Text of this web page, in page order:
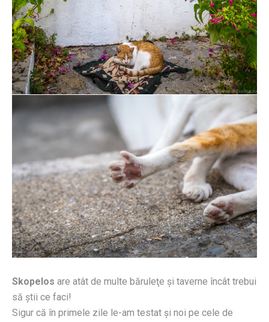
Skopelos are atât de multe băruleţe şi taverne încât trebui
să ştii ce faci!
Sigur că în primele zile le-am testat şi noi pe cele de